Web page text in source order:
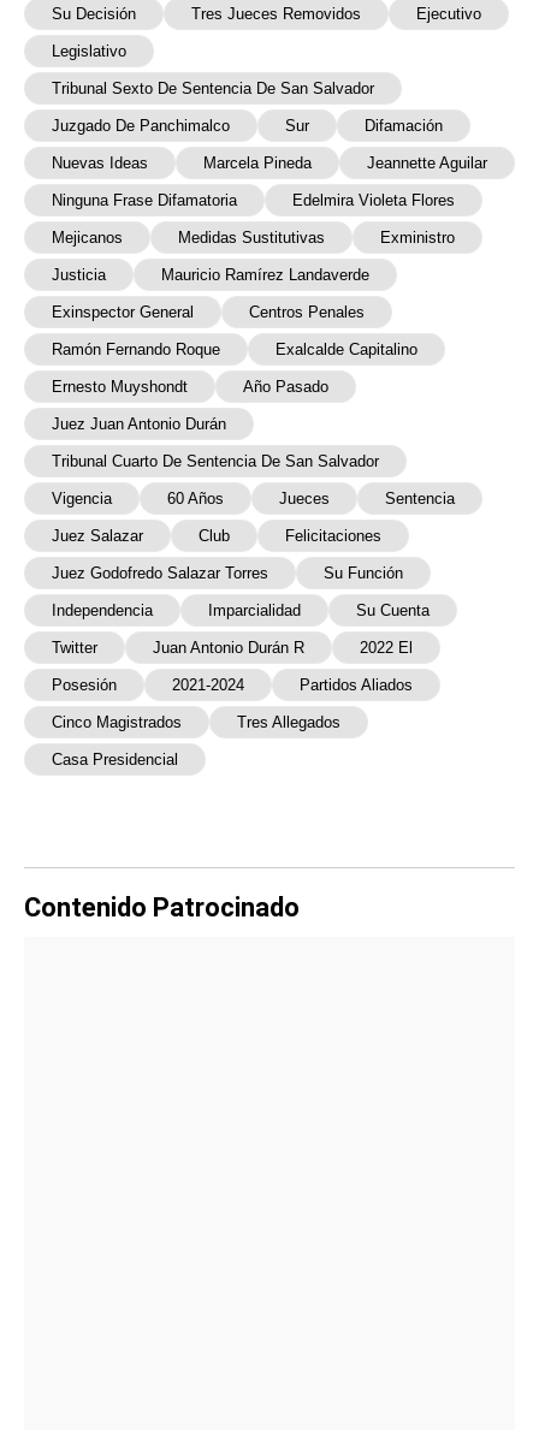
Su Decisión Tres Jueces Removidos Ejecutivo
Legislativo
Tribunal Sexto De Sentencia De San Salvador
Juzgado De Panchimalco Sur Difamación
Nuevas Ideas Marcela Pineda Jeannette Aguilar
Ninguna Frase Difamatoria Edelmira Violeta Flores
Mejicanos Medidas Sustitutivas Exministro
Justicia Mauricio Ramírez Landaverde
Exinspector General Centros Penales
Ramón Fernando Roque Exalcalde Capitalino
Ernesto Muyshondt Año Pasado
Juez Juan Antonio Durán
Tribunal Cuarto De Sentencia De San Salvador
Vigencia 60 Años Jueces Sentencia
Juez Salazar Club Felicitaciones
Juez Godofredo Salazar Torres Su Función
Independencia Imparcialidad Su Cuenta
Twitter Juan Antonio Durán R 2022 El
Posesión 2021-2024 Partidos Aliados
Cinco Magistrados Tres Allegados
Casa Presidencial
Contenido Patrocinado